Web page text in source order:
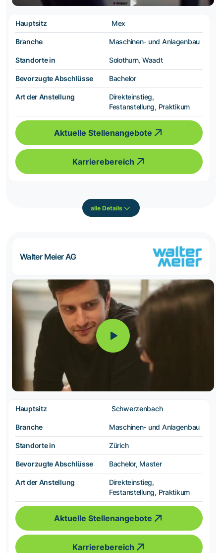
Hauptsitz Mex
Branche Maschinen- und Anlagenbau
Standorte in Solothurn, Waadt
Bevorzugte Abschlüsse Bachelor
Art der Anstellung
Direkteinstieg,
Festanstellung, Praktikum
Aktuelle Stellenangebote
Karrierebereich
alle Details
Walter Meier AG
Hauptsitz Schwerzenbach
Branche Maschinen- und Anlagenbau
Standorte in Zürich
Bevorzugte Abschlüsse Bachelor, Master
Art der Anstellung
Direkteinstieg,
Festanstellung, Praktikum
Aktuelle Stellenangebote
Karrierebereich